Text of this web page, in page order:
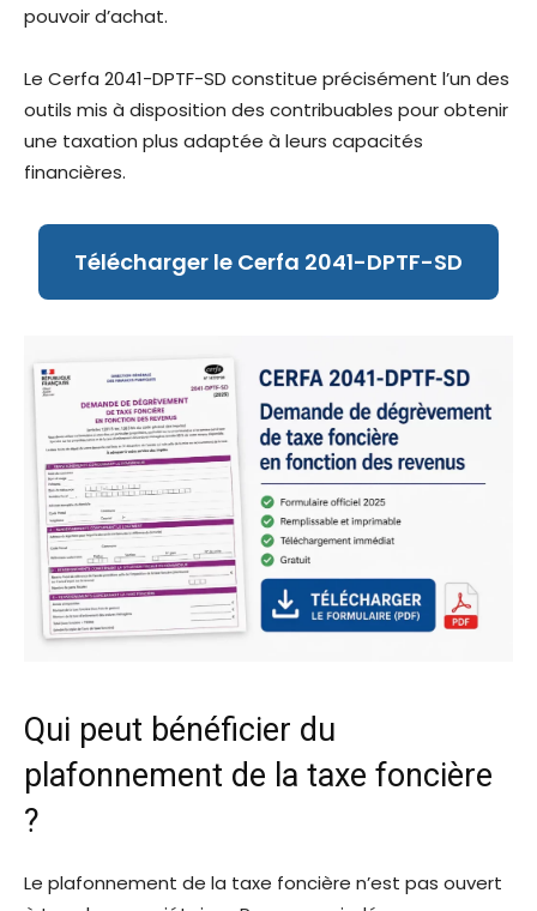
pouvoir d’achat.
Le Cerfa 2041-DPTF-SD constitue précisément l’un des
outils mis à disposition des contribuables pour obtenir
une taxation plus adaptée à leurs capacités
financières.
Télécharger le Cerfa 2041-DPTF-SD
Qui peut bénéficier du
plafonnement de la taxe foncière
?
Le plafonnement de la taxe foncière n’est pas ouvert